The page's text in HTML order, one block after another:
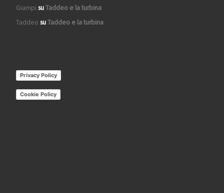
Giampi suTaddeo e la turbina
Taddeo suTaddeo e la turbina
Privacy Policy
Cookie Policy